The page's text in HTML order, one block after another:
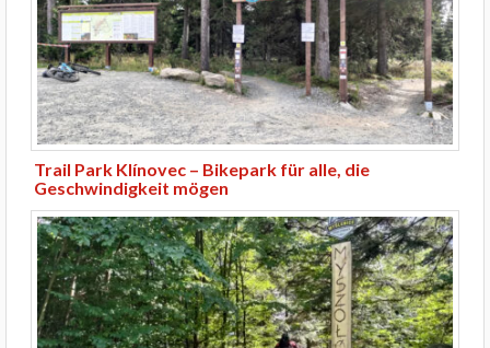
Trail Park Klínovec – Bikepark für alle, die
Geschwindigkeit mögen